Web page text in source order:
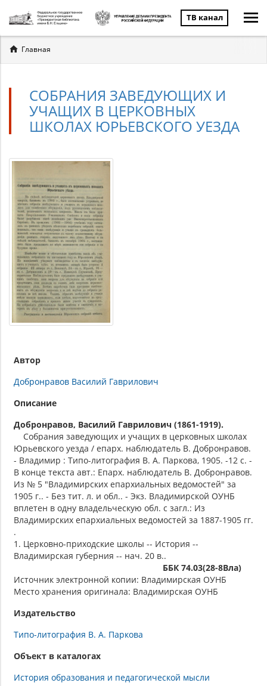
ТВ канал
Вы
здесь
Главная
СОБРАНИЯ ЗАВЕДУЮЩИХ И
УЧАЩИХ В ЦЕРКОВНЫХ
ШКОЛАХ ЮРЬЕВСКОГО УЕЗДА
Автор
Добронравов Василий Гаврилович
Описание
Добронравов, Василий Гаврилович (1861-1919).
Собрания заведующих и учащих в церковных школах
Юрьевского уезда / епарх. наблюдатель В. Добронравов.
- Владимир : Типо-литография В. А. Паркова, 1905. -12 с. -
В конце текста авт.: Епарх. наблюдатель В. Добронравов.
Из № 5 "Владимирских епархиальных ведомостей" за
1905 г.. - Без тит. л. и обл.. - Экз. Владимирской ОУНБ
вплетен в одну владельческую обл. с загл.: Из
Владимирских епархиальных ведомостей за 1887-1905 гг.
.
1. Церковно-приходские школы -- История --
Владимирская губерния -- нач. 20 в..
ББК 74.03(28-8Вла)
Источник электронной копии: Владимирская ОУНБ
Место хранения оригинала: Владимирская ОУНБ
Издательство
Типо-литография В. А. Паркова
Объект в каталогах
История образования и педагогической мысли